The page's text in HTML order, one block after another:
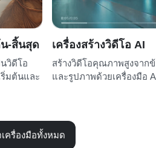
น-สิ้นสุด
วิดีโอ
ริ่มต้นและ
เครื่องสร้างวิดีโอ AI
สร้างวิดีโอคุณภาพสูงจาก
และรูปภาพด้วยเครื่องมือ
เครื่องมือทั้งหมด